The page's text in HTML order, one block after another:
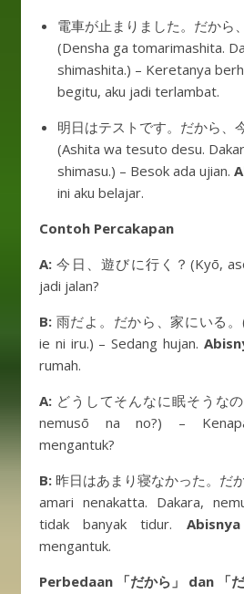
電車が止まりました。だから
(Densha ga tomarimashita.
shimashita.) – Keretanya
begitu, aku jadi terlambat.
明日はテストです。だから、
(Ashita wa tesuto desu.
shimasu.) – Besok ada ujian.
ini aku belajar.
Contoh Percakapan
A: 今日、遊びに行く？(Kyō,
jadi jalan?
B: 雨だよ。だから、家にいる
ie ni iru.) – Sedang hujan.
rumah.
A: どうしてそんなに眠そうな
nemusō na no?) –
mengantuk?
B: 昨日はあまり寝なかった。だ
amari nenakatta. Dakara,
tidak banyak tidur. Abisnya
mengantuk.
Perbedaan 「だから」 dan 「だ